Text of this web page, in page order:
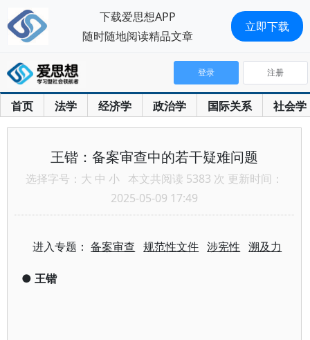
首页 法学 经济学 政治学 国际关系 社会学
登录 注册
王锴：备案审查中的若干疑难问题
选择字号： 大 中 小 本文共阅读 5383 次 更新时间：
2025-05-09 17:49
进入专题：备案审查 规范性文件 涉宪性 溯及力
● 王锴
下载爱思想APP
随时随地阅读精品文章
立即下载